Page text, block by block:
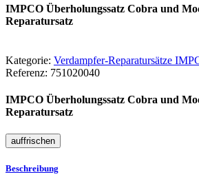
IMPCO Überholungssatz Cobra und
Reparatursatz
Kategorie: Verdampfer-Reparatursätze
Referenz: 751020040
IMPCO Überholungssatz Cobra und
Reparatursatz
Beschreibung